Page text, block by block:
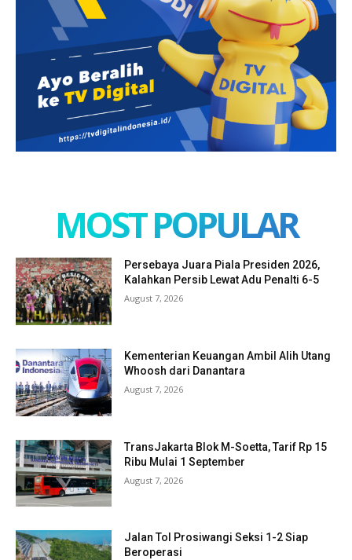
MOST POPULAR
Persebaya Juara Piala Presiden 2026,
Kalahkan Persib Lewat Adu Penalti 6-5
August 7, 2026
Kementerian Keuangan Ambil Alih Utang
Whoosh dari Danantara
August 7, 2026
TransJakarta Blok M-Soetta, Tarif Rp 15
Ribu Mulai 1 September
August 7, 2026
Jalan Tol Prosiwangi Seksi 1-2 Siap
Beroperasi